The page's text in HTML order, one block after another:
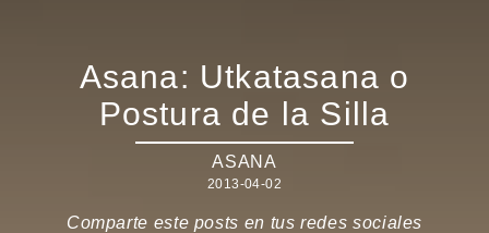
Asana: Utkatasana o
Postura de la Silla
ASANA
2013-04-02
Comparte este posts en tus redes sociales